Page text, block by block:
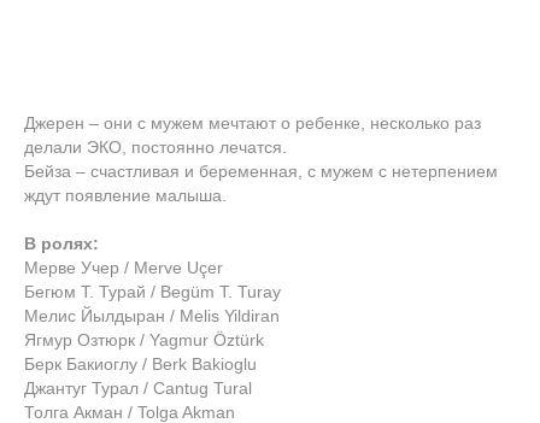
Джерен – они с мужем мечтают о ребенке, несколько раз
делали ЭКО, постоянно лечатся.
Бейза – счастливая и беременная, с мужем с нетерпением
ждут появление малыша.
В ролях:
Мерве Учер / Merve Uçer
Бегюм Т. Турай / Begüm T. Turay
Мелис Йылдыран / Melis Yildiran
Ягмур Озтюрк / Yagmur Öztürk
Берк Бакиоглу / Berk Bakioglu
Джантуг Турал / Cantug Tural
Толга Акман / Tolga Akman